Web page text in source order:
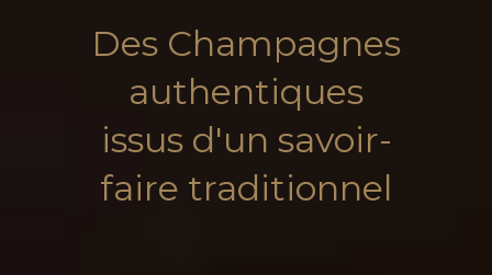
Des Champagnes
authentiques
issus d'un savoir-
faire traditionnel